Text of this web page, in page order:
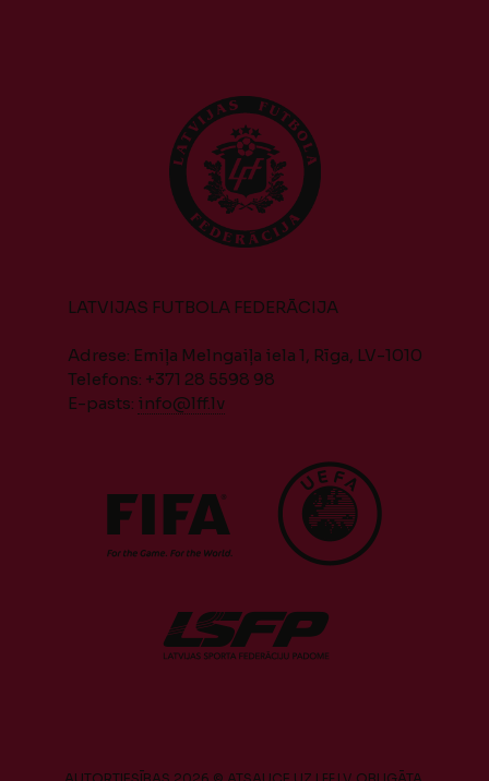
LATVIJAS FUTBOLA FEDERĀCIJA
Adrese: Emiļa Melngaiļa iela 1, Rīga, LV-1010
Telefons: +371 28 5598 98
E-pasts: info@lff.lv